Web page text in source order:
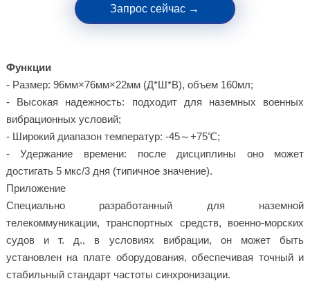
Запрос сейчас →
Функции
- Размер: 96мм×76мм×22мм (Д*Ш*В), объем 160мл;
- Высокая надежность: подходит для наземных военных
вибрационных условий;
- Широкий диапазон температур: -45～+75℃;
- Удержание времени: после дисциплины оно может
достигать 5 мкс/3 дня (типичное значение).
Приложение
Специально разработанный для наземной
телекоммуникации, транспортных средств, военно-морских
судов и т. д., в условиях вибрации, он может быть
установлен на плате оборудования, обеспечивая точный и
стабильный стандарт частоты синхронизации.